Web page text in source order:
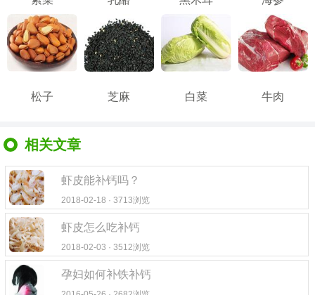
松子 芝麻 白菜 牛肉
相关文章
虾皮能补钙吗？
2018-02-18 · 3713浏览
虾皮怎么吃补钙
2018-02-03 · 3512浏览
孕妇如何补铁补钙